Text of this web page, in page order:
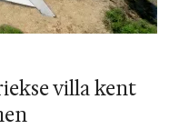
villa kent